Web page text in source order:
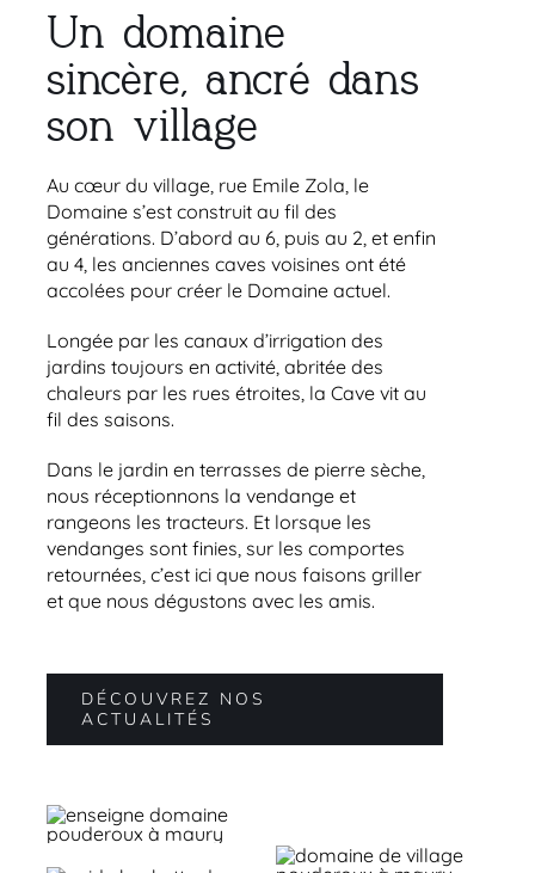
Un domaine
sincère, ancré dans
son village
Au cœur du village, rue Emile Zola, le
Domaine s’est construit au fil des
générations. D’abord au 6, puis au 2, et enfin
au 4, les anciennes caves voisines ont été
accolées pour créer le Domaine actuel.
Longée par les canaux d’irrigation des
jardins toujours en activité, abritée des
chaleurs par les rues étroites, la Cave vit au
fil des saisons.
Dans le jardin en terrasses de pierre sèche,
nous réceptionnons la vendange et
rangeons les tracteurs. Et lorsque les
vendanges sont finies, sur les comportes
retournées, c’est ici que nous faisons griller
et que nous dégustons avec les amis.
DÉCOUVREZ NOS
ACTUALITÉS